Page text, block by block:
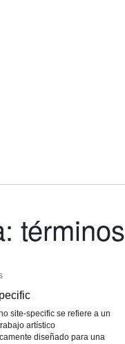
términos
site-specific se refiere a un
artístico
diseñado para una